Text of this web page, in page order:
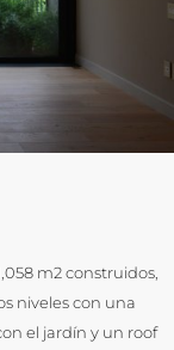
m2 construidos,
niveles con una
el jardín y un roof